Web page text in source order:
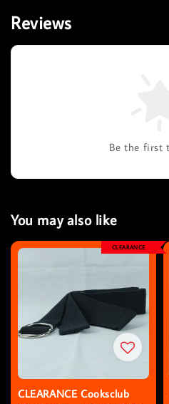
Reviews
Be the first
You may also like
CLEARANCE
CLEARANCE Cooksclub